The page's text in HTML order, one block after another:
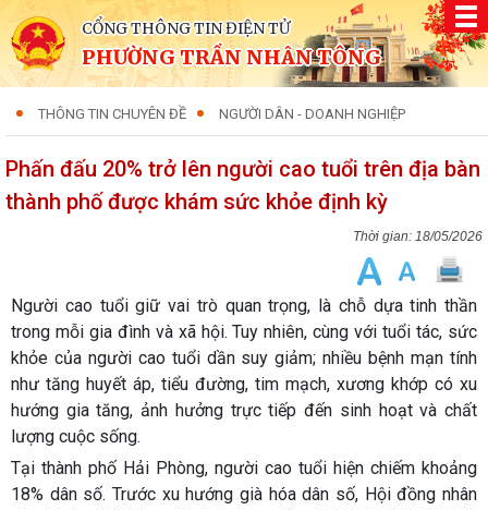
CỔNG THÔNG TIN ĐIỆN TỬ
PHƯỜNG TRẦN NHÂN TÔNG
THÔNG TIN CHUYÊN ĐỀ NGƯỜI DÂN - DOANH NGHIỆP
Phấn đấu 20% trở lên người cao tuổi trên địa bàn
thành phố được khám sức khỏe định kỳ
18/05/2026
Người cao tuổi giữ vai trò quan trọng, là chỗ dựa tinh thần
trong mỗi gia đình và xã hội. Tuy nhiên, cùng với tuổi tác, sức
khỏe của người cao tuổi dần suy giảm; nhiều bệnh mạn tính
như tăng huyết áp, tiểu đường, tim mạch, xương khớp có xu
hướng gia tăng, ảnh hưởng trực tiếp đến sinh hoạt và chất
lượng cuộc sống.
Tại thành phố Hải Phòng, người cao tuổi hiện chiếm khoảng
18% dân số. Trước xu hướng già hóa dân số, Hội đồng nhân